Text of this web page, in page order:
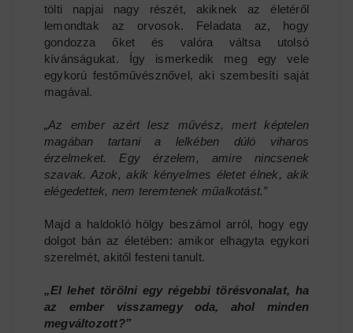
tölti napjai nagy részét, akiknek az életéről
lemondtak az orvosok. Feladata az, hogy
gondozza őket és valóra váltsa utolsó
kívánságukat. Így ismerkedik meg egy vele
egykorú festőművésznővel, aki szembesíti saját
magával.
„Az ember azért lesz művész, mert képtelen
magában tartani a lelkében dúló viharos
érzelmeket. Egy érzelem, amire nincsenek
szavak. Azok, akik kényelmes életet élnek, akik
elégedettek, nem teremtenek műalkotást.”
Majd a haldokló hölgy beszámol arról, hogy egy
dolgot bán az életében: amikor elhagyta egykori
szerelmét, akitől festeni tanult.
„El lehet törölni egy régebbi törésvonalat, ha
az ember visszamegy oda, ahol minden
megváltozott?”